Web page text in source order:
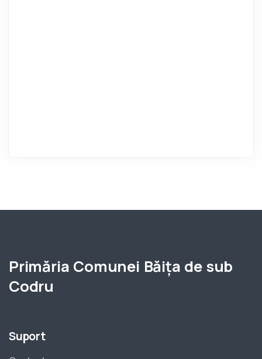
Primăria Comunei Băița de sub
Codru
Suport